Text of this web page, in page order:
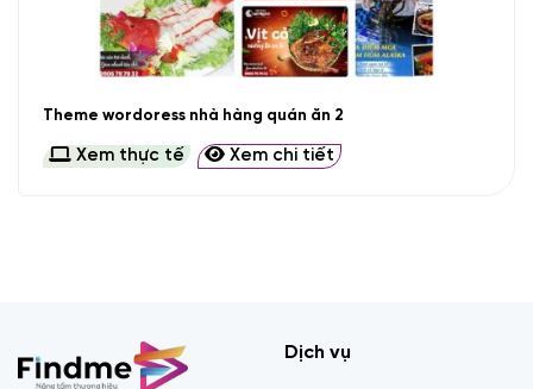
Theme wordoress nhà hàng quán ăn 2
Xem thực tế Xem chi tiết
Dịch vụ